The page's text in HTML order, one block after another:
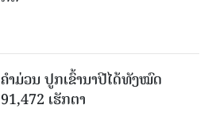
ຄໍາມ່ວນ ປູກເຂົ້ານາປີໄດ້ທັງໝົດ
91,472 ເຮັກຕາ